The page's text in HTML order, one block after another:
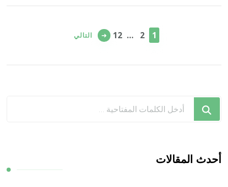
صفحة
1 صفحة
2
… صفحة
12 التالي
هل
تبحث
ما؟
أحدث المقالات